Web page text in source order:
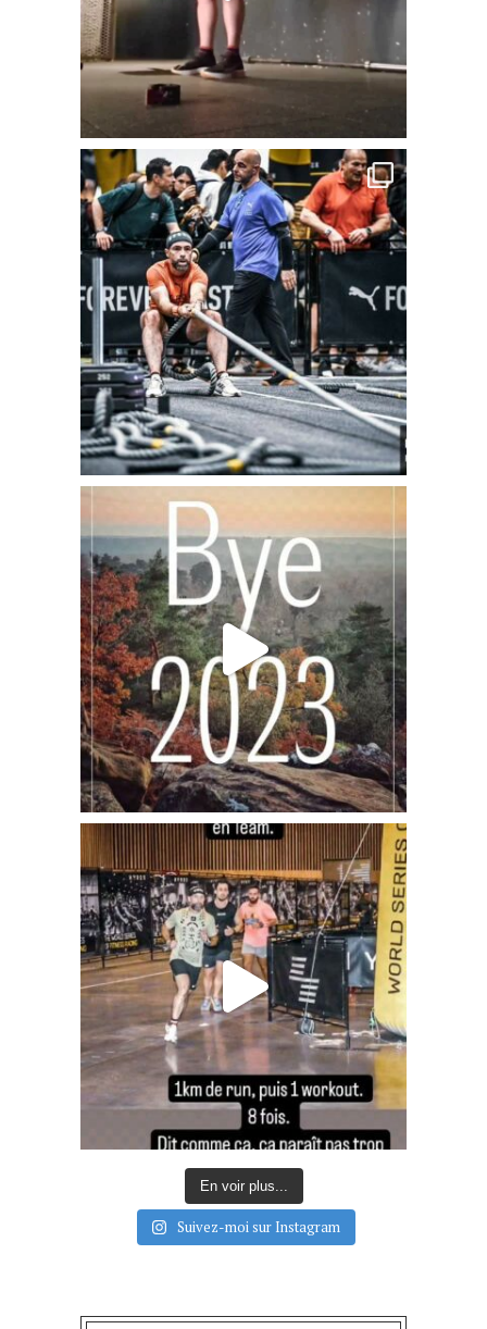
En voir plus...
Suivez-moi sur Instagram